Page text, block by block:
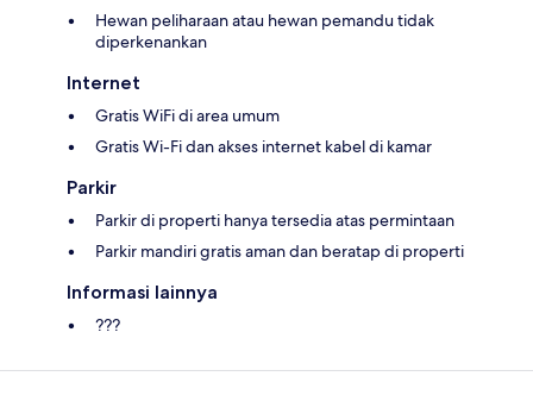
Hewan peliharaan atau hewan pemandu tidak
diperkenankan
Internet
Gratis WiFi di area umum
Gratis Wi-Fi dan akses internet kabel di kamar
Parkir
Parkir di properti hanya tersedia atas permintaan
Parkir mandiri gratis aman dan beratap di properti
Informasi lainnya
???